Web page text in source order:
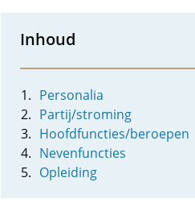
Inhoud
Personalia
Partij/stroming
Hoofdfuncties/beroepen
Nevenfuncties
Opleiding